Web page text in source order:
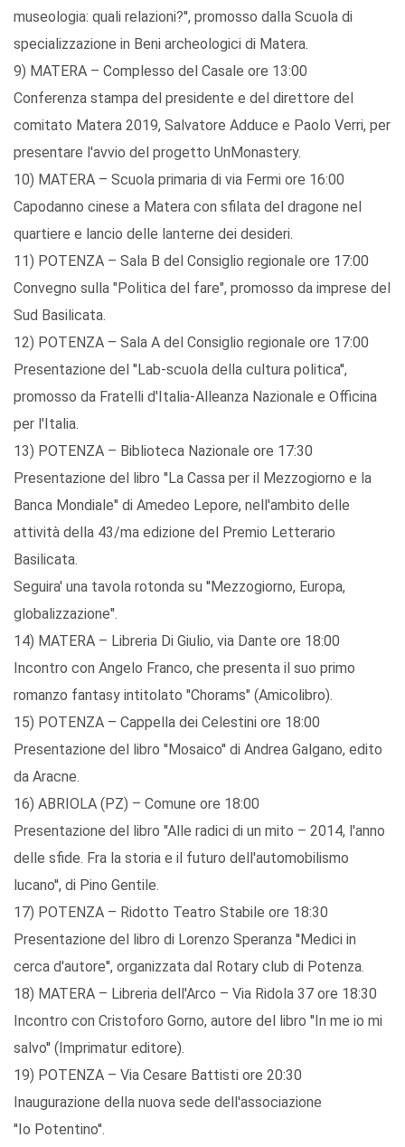
museologia: quali relazioni?'', promosso dalla Scuola di
specializzazione in Beni archeologici di Matera.
9) MATERA – Complesso del Casale ore 13:00
Conferenza stampa del presidente e del direttore del
comitato Matera 2019, Salvatore Adduce e Paolo Verri, per
presentare l'avvio del progetto UnMonastery.
10) MATERA – Scuola primaria di via Fermi ore 16:00
Capodanno cinese a Matera con sfilata del dragone nel
quartiere e lancio delle lanterne dei desideri.
11) POTENZA – Sala B del Consiglio regionale ore 17:00
Convegno sulla "Politica del fare", promosso da imprese del
Sud Basilicata.
12) POTENZA – Sala A del Consiglio regionale ore 17:00
Presentazione del ''Lab-scuola della cultura politica'',
promosso da Fratelli d'Italia-Alleanza Nazionale e Officina
per l'Italia.
13) POTENZA – Biblioteca Nazionale ore 17:30
Presentazione del libro ''La Cassa per il Mezzogiorno e la
Banca Mondiale'' di Amedeo Lepore, nell'ambito delle
attività della 43/ma edizione del Premio Letterario
Basilicata.
Seguira' una tavola rotonda su ''Mezzogiorno, Europa,
globalizzazione''.
14) MATERA – Libreria Di Giulio, via Dante ore 18:00
Incontro con Angelo Franco, che presenta il suo primo
romanzo fantasy intitolato "Chorams" (Amicolibro).
15) POTENZA – Cappella dei Celestini ore 18:00
Presentazione del libro ''Mosaico'' di Andrea Galgano, edito
da Aracne.
16) ABRIOLA (PZ) – Comune ore 18:00
Presentazione del libro ''Alle radici di un mito – 2014, l'anno
delle sfide. Fra la storia e il futuro dell'automobilismo
lucano'', di Pino Gentile.
17) POTENZA – Ridotto Teatro Stabile ore 18:30
Presentazione del libro di Lorenzo Speranza ''Medici in
cerca d'autore'', organizzata dal Rotary club di Potenza.
18) MATERA – Libreria dell'Arco – Via Ridola 37 ore 18:30
Incontro con Cristoforo Gorno, autore del libro ''In me io mi
salvo'' (Imprimatur editore).
19) POTENZA – Via Cesare Battisti ore 20:30
Inaugurazione della nuova sede dell'associazione
''Io Potentino''.